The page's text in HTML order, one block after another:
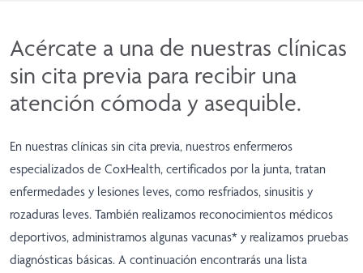
Acércate a una de nuestras clínicas
sin cita previa para recibir una
atención cómoda y asequible.
En nuestras clínicas sin cita previa, nuestros enfermeros
especializados de CoxHealth, certificados por la junta, tratan
enfermedades y lesiones leves, como resfriados, sinusitis y
rozaduras leves. También realizamos reconocimientos médicos
deportivos, administramos algunas vacunas* y realizamos pruebas
diagnósticas básicas. A continuación encontrarás una lista